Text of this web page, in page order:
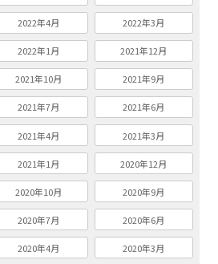
2022年4月 2022年3月
2022年1月 2021年12月
2021年10月 2021年9月
2021年7月 2021年6月
2021年4月 2021年3月
2021年1月 2020年12月
2020年10月 2020年9月
2020年7月 2020年6月
2020年4月 2020年3月